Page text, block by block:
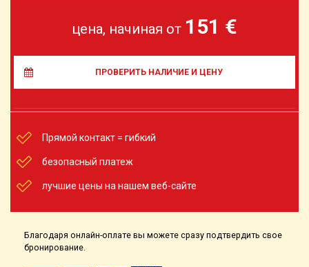
цена, начиная от 151 €
ПРОВЕРИТЬ НАЛИЧИЕ И ЦЕНУ
Прямой контакт = гибкий
безопасный платеж
лучшие цены на нашем веб-сайте
Благодаря онлайн-оплате вы можете сразу подтвердить свое
бронирование.